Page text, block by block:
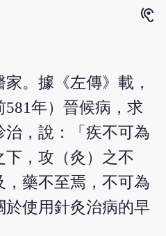
hearing
。據《左傳》載，
年）晉候病，求
，說：「疾不可為
下，攻（灸）之不
，藥不至焉，不可為
使用針灸治病的早